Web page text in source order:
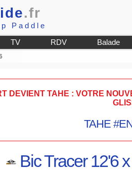
.fr
Paddle
TV RDV Balade
DEVIENT TAHE : VOTRE
TAHE
Bic Tracer 12'6